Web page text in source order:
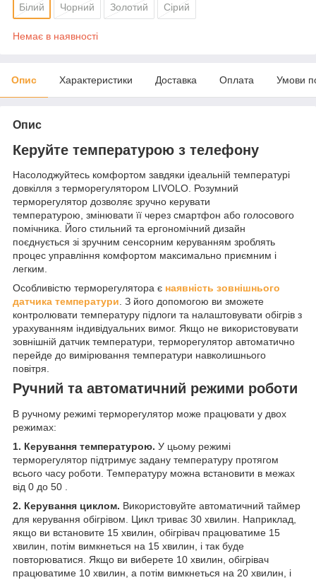
Білий Чорний Золотий Сірий
Немає в наявності
Опис Характеристики Доставка Оплата Умови
Опис
Керуйте температурою з телефону
Насолоджуйтесь комфортом завдяки ідеальній температурі
довкілля з терморегулятором LIVOLO. Розумний
терморегулятор дозволяє зручно керувати
температурою, змінювати її через смартфон або голосового
помічника. Його стильний та ергономічний дизайн
поєднується зі зручним сенсорним керуванням зроблять
процес управління комфортом максимально приємним і
легким.
Особливістю терморегулятора є наявність зовнішнього
датчика температури. З його допомогою ви зможете
контролювати температуру підлоги та налаштовувати обігрів з
урахуванням індивідуальних вимог. Якщо не використовувати
зовнішній датчик температури, терморегулятор автоматично
перейде до вимірювання температури навколишнього
повітря.
Ручний та автоматичний режими роботи
В ручному режимі терморегулятор може працювати у двох
режимах:
1. Керування температурою. У цьому режимі
терморегулятор підтримує задану температуру протягом
всього часу роботи. Температуру можна встановити в межах
від 0 до 50 .
2. Керування циклом. Використовуйте автоматичний таймер
для керування обігрівом. Цикл триває 30 хвилин. Наприклад,
якщо ви встановите 15 хвилин, обігрівач працюватиме 15
хвилин, потім вимкнеться на 15 хвилин, і так буде
повторюватися. Якщо ви виберете 10 хвилин, обігрівач
працюватиме 10 хвилин, а потім вимкнеться на 20 хвилин, і